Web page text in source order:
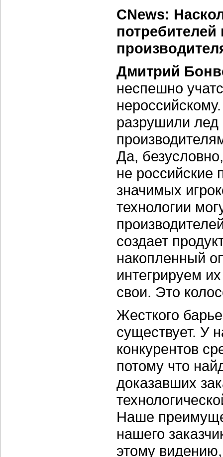
CNews:
Дмитрий
неспешно
разрушили
Да,
не российские
значимых
технологии
создает
накопленный
интегрируем
свои. Это
Жесткого
существует. У
конкурентов
потому что
доказавших
Наше
нашего
этому